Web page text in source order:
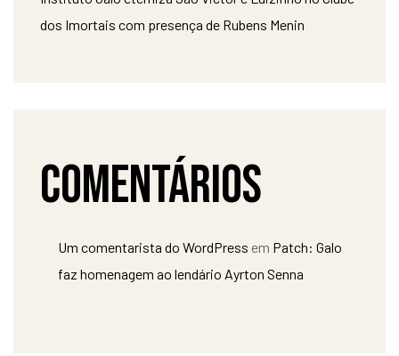
dos Imortais com presença de Rubens Menin
Comentários
Um comentarista do WordPress em Patch: Galo
faz homenagem ao lendário Ayrton Senna